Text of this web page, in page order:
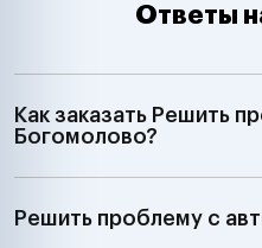
Ответы
Как заказать Решить
Богомолово?
Решить проблему с